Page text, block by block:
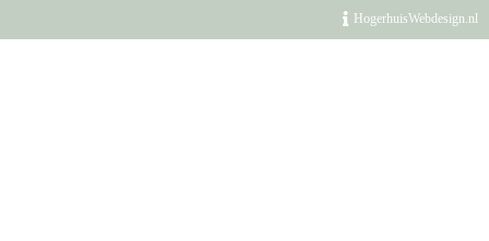
HogerhuisWebdesign.nl